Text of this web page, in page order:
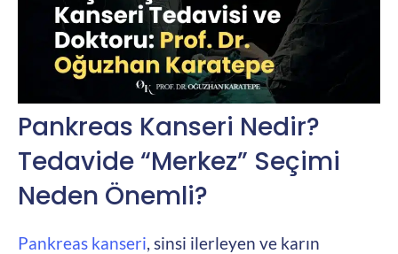
Pankreas Kanseri Nedir?
Tedavide “Merkez” Seçimi
Neden Önemli?
Pankreas kanseri, sinsi ilerleyen ve karın